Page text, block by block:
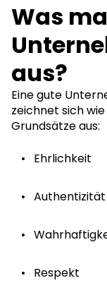
Was
aus?
Eine gute
zeichnet sich
Grundsätze aus:
Ehrlichkeit
Authentizität
Respekt